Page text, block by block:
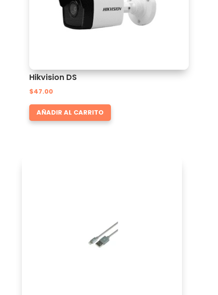
Hikvision DS
$47.00
AÑADIR AL CARRITO